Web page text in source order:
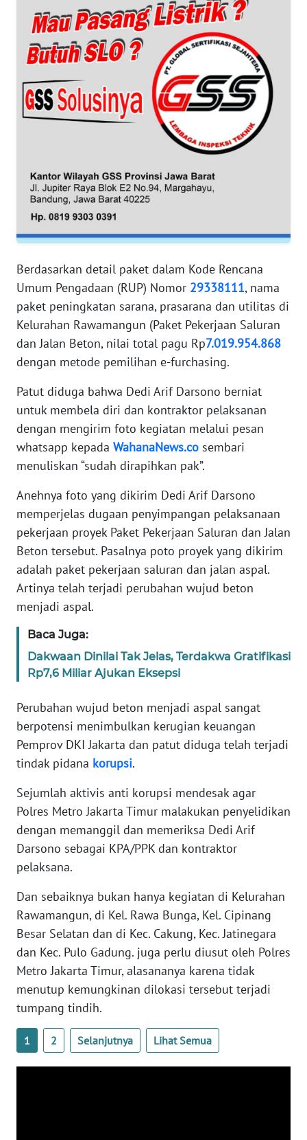
Berdasarkan detail paket dalam Kode Rencana
Umum Pengadaan (RUP) Nomor 29338111, nama
paket peningkatan sarana, prasarana dan utilitas di
Kelurahan Rawamangun (Paket Pekerjaan Saluran
dan Jalan Beton, nilai total pagu Rp7.019.954.868
dengan metode pemilihan e-furchasing.
Patut diduga bahwa Dedi Arif Darsono berniat
untuk membela diri dan kontraktor pelaksanan
dengan mengirim foto kegiatan melalui pesan
whatsapp kepada WahanaNews.co sembari
menuliskan “sudah dirapihkan pak”.
Anehnya foto yang dikirim Dedi Arif Darsono
memperjelas dugaan penyimpangan pelaksanaan
pekerjaan proyek Paket Pekerjaan Saluran dan Jalan
Beton tersebut. Pasalnya poto proyek yang dikirim
adalah paket pekerjaan saluran dan jalan aspal.
Artinya telah terjadi perubahan wujud beton
menjadi aspal.
Baca Juga:
Dakwaan Dinilai Tak Jelas, Terdakwa Gratifikasi
Rp7,6 Miliar Ajukan Eksepsi
Perubahan wujud beton menjadi aspal sangat
berpotensi menimbulkan kerugian keuangan
Pemprov DKI Jakarta dan patut diduga telah terjadi
tindak pidana korupsi.
Sejumlah aktivis anti korupsi mendesak agar
Polres Metro Jakarta Timur malakukan penyelidikan
dengan memanggil dan memeriksa Dedi Arif
Darsono sebagai KPA/PPK dan kontraktor
pelaksana.
Dan sebaiknya bukan hanya kegiatan di Kelurahan
Rawamangun, di Kel. Rawa Bunga, Kel. Cipinang
Besar Selatan dan di Kec. Cakung, Kec. Jatinegara
dan Kec. Pulo Gadung. juga perlu diusut oleh Polres
Metro Jakarta Timur, alasananya karena tidak
menutup kemungkinan dilokasi tersebut terjadi
tumpang tindih.
1 2 Selanjutnya Lihat Semua
WN
JABAR
WN
BANTEN
WN
KEPRI
WN
PAPUA
WN
PAPUA
RIAU
WN
SERAMBI
WN
JAMBI
SULTRA
WN
NTB
WN
SULTENG
WN
SULBAR
BABEL
WN
SUMBAR
WN
SUMSEL
WN
WN
JATENG
WN
NUSANTARA